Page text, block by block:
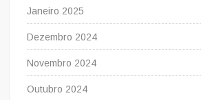
Janeiro 2025
Dezembro 2024
Novembro 2024
Outubro 2024